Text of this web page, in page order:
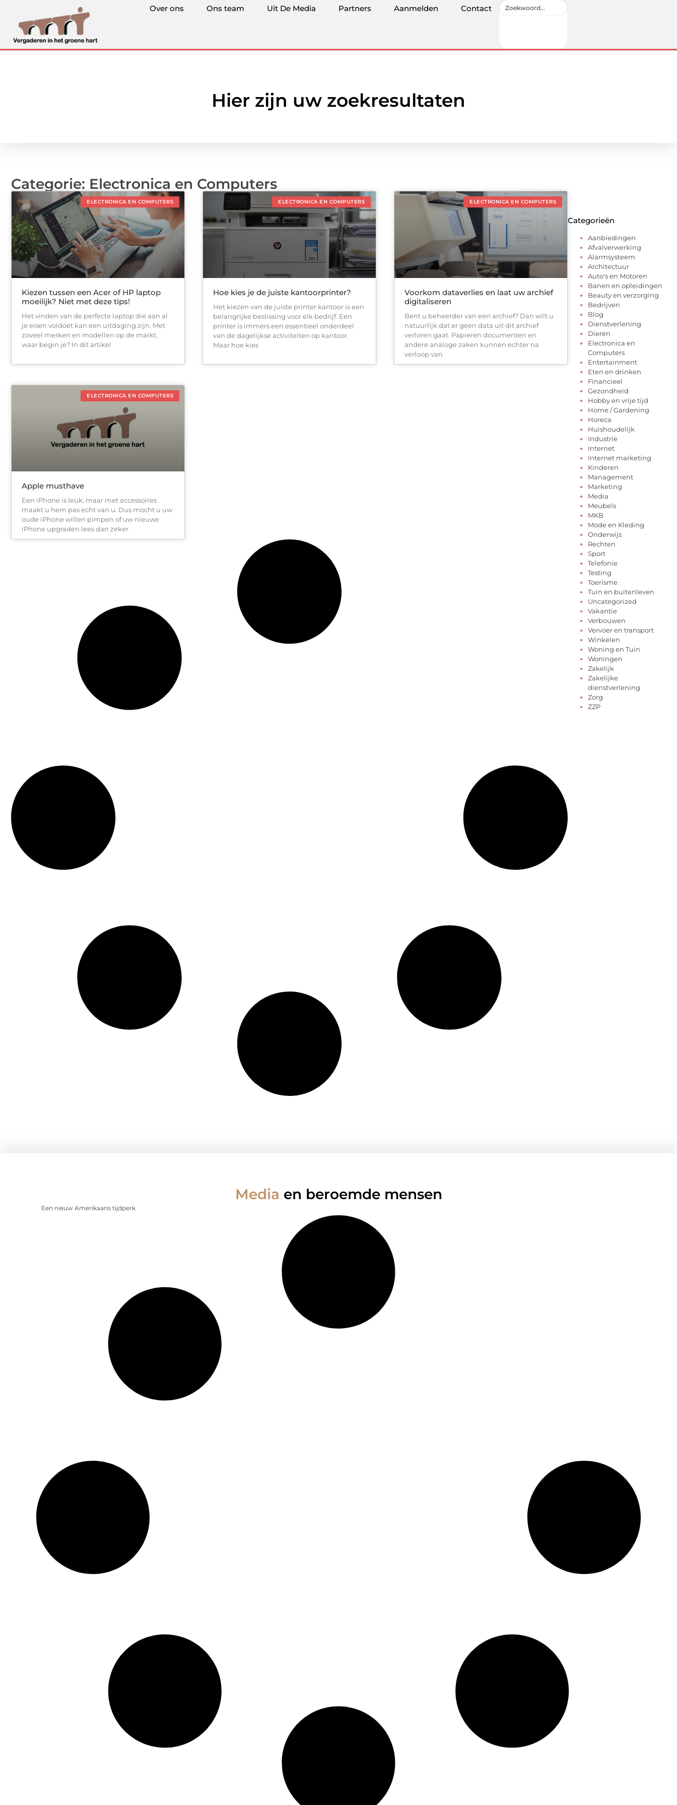
Over ons Ons team Uit De Media Partners Aanmelden Contact
Hier zijn uw zoekresultaten
Categorie: Electronica en Computers
ELECTRONICA EN COMPUTERS
Kiezen tussen een Acer of HP laptop
moeilijk? Niet met deze tips!
Het vinden van de perfecte laptop die aan al
je eisen voldoet kan een uitdaging zijn. Met
zoveel merken en modellen op de markt,
waar begin je? In dit artikel
ELECTRONICA EN COMPUTERS
Hoe kies je de juiste kantoorprinter?
Het kiezen van de juiste printer kantoor is een
belangrijke beslissing voor elk bedrijf. Een
printer is immers een essentieel onderdeel
van de dagelijkse activiteiten op kantoor.
Maar hoe kies
ELECTRONICA EN COMPUTERS
Voorkom dataverlies en laat uw archief
digitaliseren
Bent u beheerder van een archief? Dan wilt u
natuurlijk dat er geen data uit dit archief
verloren gaat. Papieren documenten en
andere analoge zaken kunnen echter na
verloop van
ELECTRONICA EN COMPUTERS
Apple musthave
Een iPhone is leuk, maar met accessoires
maakt u hem pas echt van u. Dus mocht u uw
oude iPhone willen pimpen of uw nieuwe
iPhone upgraden lees dan zeker
Categorieën
Aanbiedingen
Afvalverwerking
Alarmsysteem
Architectuur
Auto's en Motoren
Banen en opleidingen
Beauty en verzorging
Bedrijven
Blog
Dienstverlening
Dieren
Electronica en
Computers
Entertainment
Eten en drinken
Financieel
Gezondheid
Hobby en vrije tijd
Home / Gardening
Horeca
Huishoudelijk
Industrie
Internet
Internet marketing
Kinderen
Management
Marketing
Media
Meubels
MKB
Mode en Kleding
Onderwijs
Rechten
Sport
Telefonie
Testing
Toerisme
Tuin en buitenleven
Uncategorized
Vakantie
Verbouwen
Vervoer en transport
Winkelen
Woning en Tuin
Woningen
Zakelijk
Zakelijke
dienstverlening
Zorg
ZZP
Media en beroemde mensen
Een nieuw Amerikaans tijdperk